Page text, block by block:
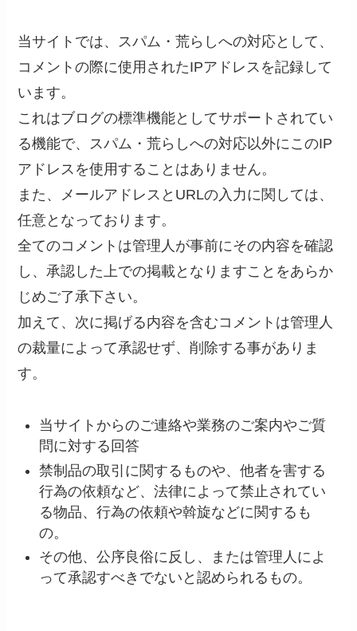
当サイトでは、スパム・荒らしへの対応として、
コメントの際に使用されたIPアドレスを記録して
います。
これはブログの標準機能としてサポートされてい
る機能で、スパム・荒らしへの対応以外にこのIP
アドレスを使用することはありません。
また、メールアドレスとURLの入力に関しては、
任意となっております。
全てのコメントは管理人が事前にその内容を確認
し、承認した上での掲載となりますことをあらか
じめご了承下さい。
加えて、次に掲げる内容を含むコメントは管理人
の裁量によって承認せず、削除する事がありま
す。
当サイトからのご連絡や業務のご案内やご質
問に対する回答
禁制品の取引に関するものや、他者を害する
行為の依頼など、法律によって禁止されてい
る物品、行為の依頼や斡旋などに関するも
の。
その他、公序良俗に反し、または管理人によ
って承認すべきでないと認められるもの。